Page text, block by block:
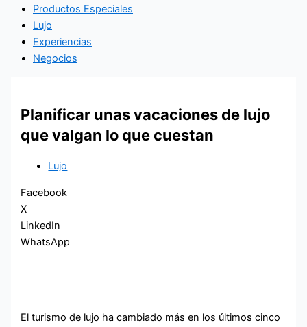
Productos Especiales
Lujo
Experiencias
Negocios
Planificar unas vacaciones de lujo
que valgan lo que cuestan
Lujo
Facebook
X
LinkedIn
WhatsApp
El turismo de lujo ha cambiado más en los últimos cinco